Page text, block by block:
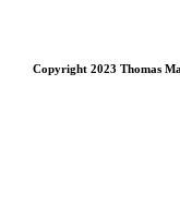
Copyright 2023 Thomas